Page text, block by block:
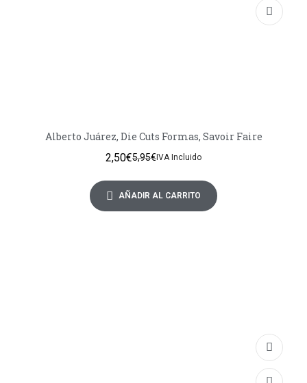
Alberto Juárez, Die Cuts Formas, Savoir Faire
5,95€
2,50€ IVA Incluido
AÑADIR AL CARRITO